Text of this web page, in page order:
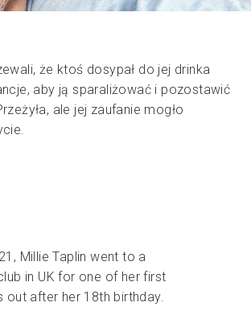
że ktoś dosypał do jej drinka
aby ją sparaliżować i pozostawić
ale jej zaufanie mogło
Millie Taplin went to a
in UK for one of her first
out after her 18th birthday.